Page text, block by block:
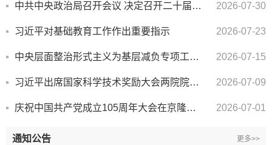
中共中央政治局召开会议 决定召开二十届五中全会 分析研究当前经济形势和经济工作 中共中央总书记习近平... 2026-07-30
习近平对基础教育工作作出重要指示 2026-07-23
中央层面整治形式主义为基层减负专项工作机制办公室 中央纪委办公厅 公开通报3起整治形式主义为基层减负... 2026-07-15
习近平出席国家科学技术奖励大会两院院士大会中国科协第十一次全国代表大会并发表重要讲话 2026-07-09
庆祝中国共产党成立105周年大会在京隆重举行 习近平发表重要讲话 2026-07-01
通知公告 更多>>